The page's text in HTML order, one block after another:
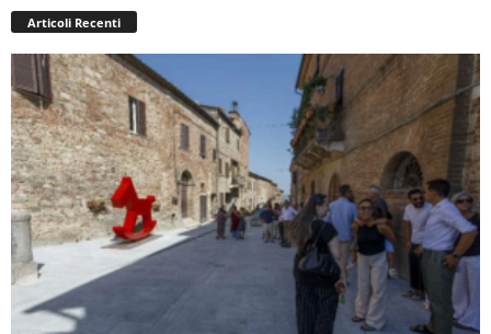
Articoli Recenti